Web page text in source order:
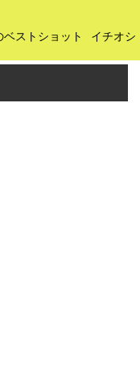
ベストショット イチオシ